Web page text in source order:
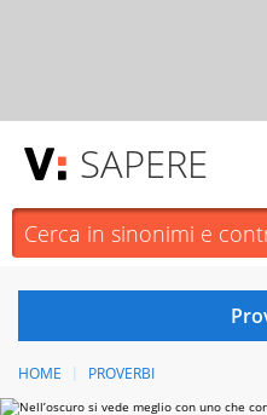
SAPERE
HOME PROVERBI